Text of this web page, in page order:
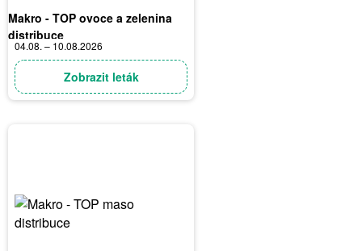
Makro - TOP ovoce a zelenina
distribuce
04.08. – 10.08.2026
Zobrazit leták